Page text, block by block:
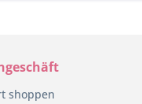
shoppen